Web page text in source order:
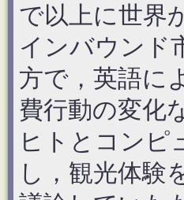
で以上に世界
インバウンド
方で，英語に
費行動の変化
ヒトとコンピ
し，観光体験